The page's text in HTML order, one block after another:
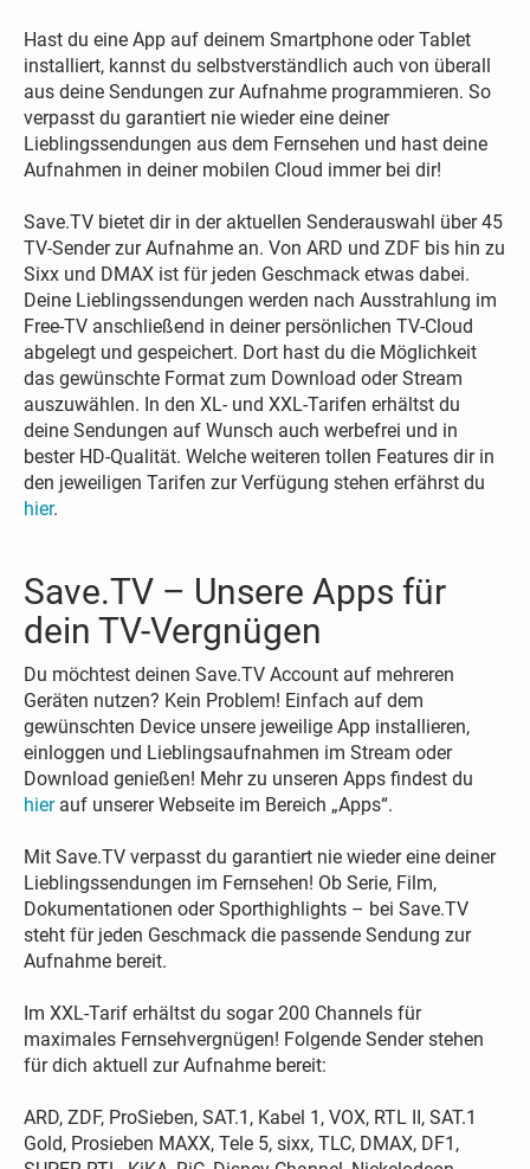
Hast du eine App auf deinem Smartphone oder Tablet
installiert, kannst du selbstverständlich auch von überall
aus deine Sendungen zur Aufnahme programmieren. So
verpasst du garantiert nie wieder eine deiner
Lieblingssendungen aus dem Fernsehen und hast deine
Aufnahmen in deiner mobilen Cloud immer bei dir!
Save.TV bietet dir in der aktuellen Senderauswahl über 45
TV-Sender zur Aufnahme an. Von ARD und ZDF bis hin zu
Sixx und DMAX ist für jeden Geschmack etwas dabei.
Deine Lieblingssendungen werden nach Ausstrahlung im
Free-TV anschließend in deiner persönlichen TV-Cloud
abgelegt und gespeichert. Dort hast du die Möglichkeit
das gewünschte Format zum Download oder Stream
auszuwählen. In den XL- und XXL-Tarifen erhältst du
deine Sendungen auf Wunsch auch werbefrei und in
bester HD-Qualität. Welche weiteren tollen Features dir in
den jeweiligen Tarifen zur Verfügung stehen erfährst du
hier.
Save.TV – Unsere Apps für
dein TV-Vergnügen
Du möchtest deinen Save.TV Account auf mehreren
Geräten nutzen? Kein Problem! Einfach auf dem
gewünschten Device unsere jeweilige App installieren,
einloggen und Lieblingsaufnahmen im Stream oder
Download genießen! Mehr zu unseren Apps findest du
hierauf unserer Webseite im Bereich „Apps“.
Mit Save.TV verpasst du garantiert nie wieder eine deiner
Lieblingssendungen im Fernsehen! Ob Serie, Film,
Dokumentationen oder Sporthighlights – bei Save.TV
steht für jeden Geschmack die passende Sendung zur
Aufnahme bereit.
Im XXL-Tarif erhältst du sogar 200 Channels für
maximales Fernsehvergnügen! Folgende Sender stehen
für dich aktuell zur Aufnahme bereit:
ARD, ZDF, ProSieben, SAT.1, Kabel 1, VOX, RTL II, SAT.1
Gold, Prosieben MAXX, Tele 5, sixx, TLC, DMAX, DF1,